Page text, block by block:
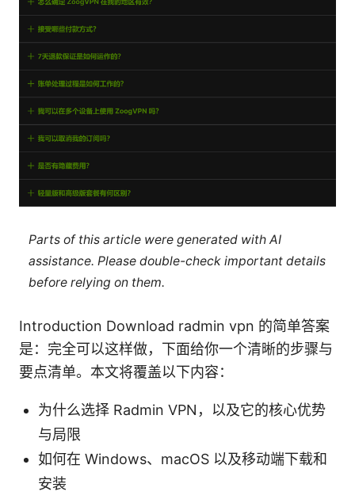
Parts of this article were generated with AI
assistance. Please double-check important details
before relying on them.
Introduction Download radmin vpn 的简单答案
是：完全可以这样做，下面给你一个清晰的步骤与
要点清单。本文将覆盖以下内容：
为什么选择 Radmin VPN，以及它的核心优势
与局限
如何在 Windows、macOS 以及移动端下载和
安装